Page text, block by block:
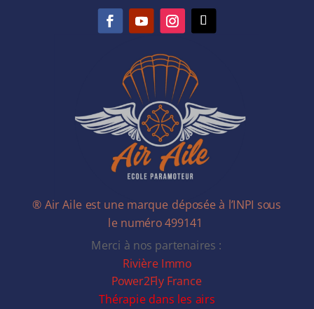
® Air Aile est une marque déposée à l’INPI sous
le numéro 499141
Merci à nos partenaires :
Rivière Immo
Power2Fly France
Thérapie dans les airs